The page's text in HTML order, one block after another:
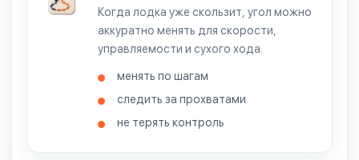
Когда лодка уже скользит, угол можно
аккуратно менять для скорости,
управляемости и сухого хода.
менять по шагам
следить за прохватами
не терять контроль